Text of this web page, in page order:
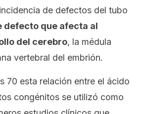
de defectos del tubo
defecto que afecta al
del cerebro, la médula
vertebral del embrión.
70 esta relación entre el ácido
congénitos se utilizó como